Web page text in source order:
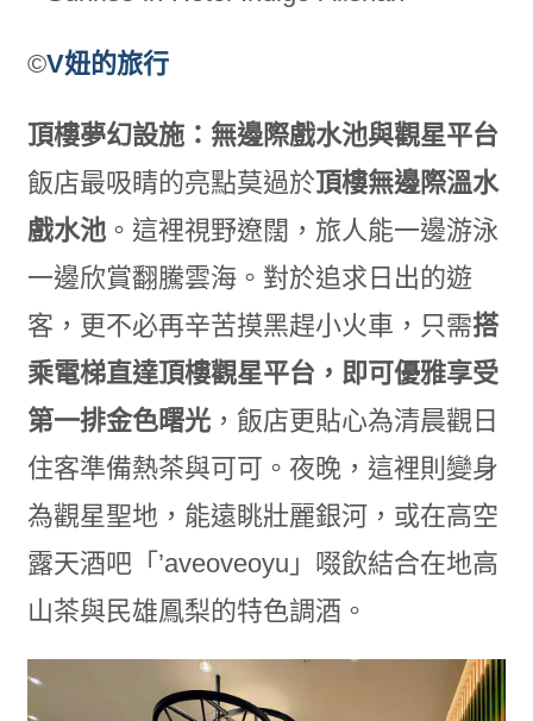
©V妞的旅行
頂樓夢幻設施：無邊際戲水池與觀星平台
飯店最吸睛的亮點莫過於頂樓無邊際溫水
戲水池。這裡視野遼闊，旅人能一邊游泳
一邊欣賞翻騰雲海。對於追求日出的遊
客，更不必再辛苦摸黑趕小火車，只需搭
乘電梯直達頂樓觀星平台，即可優雅享受
第一排金色曙光，飯店更貼心為清晨觀日
住客準備熱茶與可可。夜晚，這裡則變身
為觀星聖地，能遠眺壯麗銀河，或在高空
露天酒吧「’aveoveoyu」啜飲結合在地高
山茶與民雄鳳梨的特色調酒。